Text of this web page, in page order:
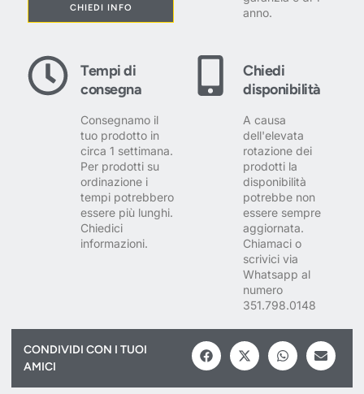
CHIEDI INFO
anno.
Tempi di
consegna
Consegnamo il
tuo prodotto in
circa 1 settimana.
Per prodotti su
ordinazione i
tempi potrebbero
essere più lunghi.
Chiedici
informazioni.
Chiedi
disponibilità
A causa
dell'elevata
rotazione dei
prodotti la
disponibilità
potrebbe non
essere sempre
aggiornata.
Chiamaci o
scrivici via
Whatsapp al
numero
351.798.0148
CONDIVIDI CON I TUOI
AMICI